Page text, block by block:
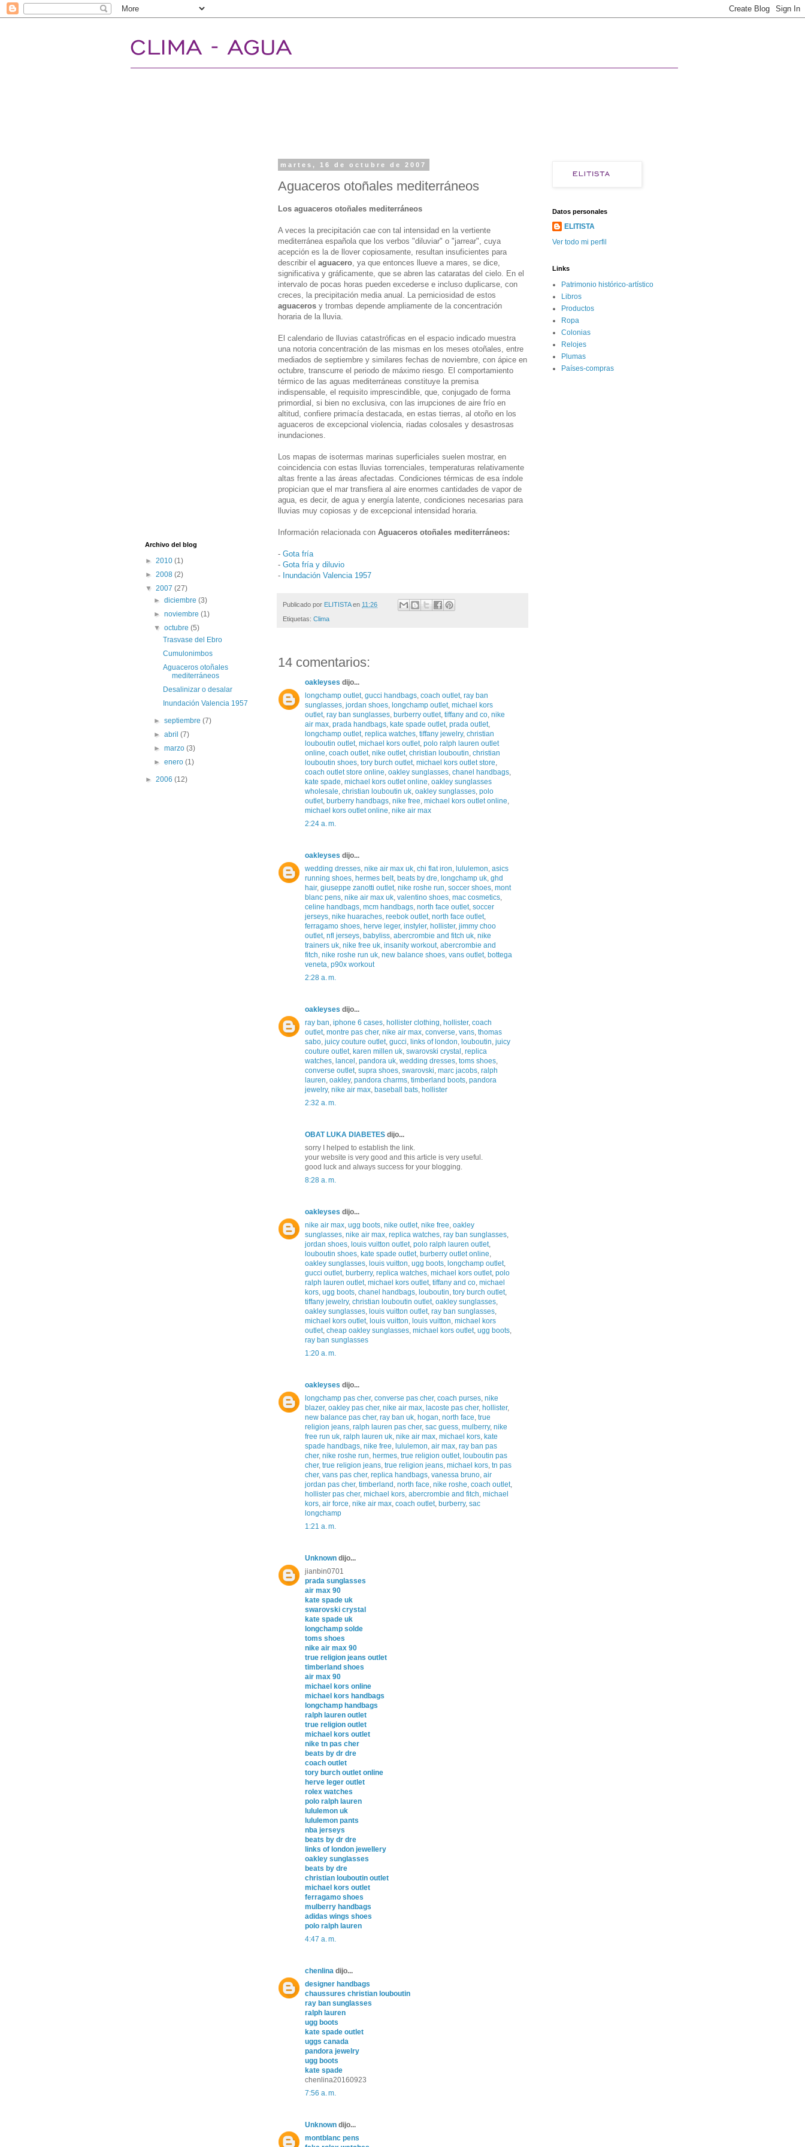
martes, 16 de octubre de 2007
Aguaceros otoñales mediterráneos
Los aguaceros otoñales mediterráneos
A veces la precipitación cae con tal intensidad en la vertiente
mediterránea española que los verbos "diluviar" o "jarrear", cuya
acepción es la de llover copiosamente, resultan insuficientes para
describir el aguacero , ya que entonces llueve a mares, se dice,
significativa y gráficamente, que se abren las cataratas del cielo. En el
intervalo de pocas horas pueden excederse e incluso duplicarse, con
creces, la precipitación media anual. La perniciosidad de estos
aguaceros y trombas depende ampliamente de la concentración
horaria de la lluvia.
El calendario de lluvias catastróficas en el espacio indicado muestra
una notoria concentración de las mismas en los meses otoñales, entre
mediados de septiembre y similares fechas de noviembre, con ápice en
octubre, transcurre el periodo de máximo riesgo. El comportamiento
térmico de las aguas mediterráneas constituye la premisa
indispensable, el requisito imprescindible, que, conjugado de forma
primordial, si bien no exclusiva, con las irrupciones de aire frío en
altitud, confiere primacía destacada, en estas tierras, al otoño en los
aguaceros de excepcional violencia, riadas colosales y desastrosas
inundaciones.
Los mapas de isotermas marinas superficiales suelen mostrar, en
coincidencia con estas lluvias torrenciales, temperaturas relativamente
altas frente a las áreas afectadas. Condiciones térmicas de esa índole
propician que el mar transfiera al aire enormes cantidades de vapor de
agua, es decir, de agua y energía latente, condiciones necesarias para
lluvias muy copiosas y de excepcional intensidad horaria.
Información relacionada con Aguaceros otoñales mediterráneos:
- Gota fría
- Gota fría y diluvio
- Inundación Valencia 1957
Publicado por ELITISTA en 11:26
Etiquetas: Clima
14 comentarios:
oakleyses dijo...
longchamp outlet, gucci handbags, coach outlet, ray ban
sunglasses, jordan shoes, longchamp outlet, michael kors
outlet, ray ban sunglasses, burberry outlet, tiffany and co, nike
air max, prada handbags, kate spade outlet, prada outlet,
longchamp outlet, replica watches, tiffany jewelry, christian
louboutin outlet, michael kors outlet, polo ralph lauren outlet
online, coach outlet, nike outlet, christian louboutin, christian
louboutin shoes, tory burch outlet, michael kors outlet store,
coach outlet store online, oakley sunglasses, chanel handbags,
kate spade, michael kors outlet online, oakley sunglasses
wholesale, christian louboutin uk, oakley sunglasses, polo
outlet, burberry handbags, nike free, michael kors outlet online,
michael kors outlet online, nike air max
2:24 a. m.
oakleyses dijo...
wedding dresses, nike air max uk, chi flat iron, lululemon, asics
running shoes, hermes belt, beats by dre, longchamp uk, ghd
hair, giuseppe zanotti outlet, nike roshe run, soccer shoes, mont
blanc pens, nike air max uk, valentino shoes, mac cosmetics,
celine handbags, mcm handbags, north face outlet, soccer
jerseys, nike huaraches, reebok outlet, north face outlet,
ferragamo shoes, herve leger, instyler, hollister, jimmy choo
outlet, nfl jerseys, babyliss, abercrombie and fitch uk, nike
trainers uk, nike free uk, insanity workout, abercrombie and
fitch, nike roshe run uk, new balance shoes, vans outlet, bottega
veneta, p90x workout
2:28 a. m.
oakleyses dijo...
ray ban, iphone 6 cases, hollister clothing, hollister, coach
outlet, montre pas cher, nike air max, converse, vans, thomas
sabo, juicy couture outlet, gucci, links of london, louboutin, juicy
couture outlet, karen millen uk, swarovski crystal , replica
watches, lancel , pandora uk, wedding dresses, toms shoes,
converse outlet, supra shoes, swarovski, marc jacobs, ralph
lauren, oakley, pandora charms, timberland boots, pandora
jewelry, nike air max, baseball bats, hollister
2:32 a. m.
OBAT LUKA DIABETES dijo...
sorry I helped to establish the link.
your website is very good and this article is very useful.
good luck and always success for your blogging.
8:28 a. m.
oakleyses dijo...
nike air max, ugg boots, nike outlet, nike free, oakley
sunglasses, nike air max, replica watches, ray ban sunglasses,
jordan shoes, louis vuitton outlet, polo ralph lauren outlet,
louboutin shoes, kate spade outlet, burberry outlet online,
oakley sunglasses, louis vuitton, ugg boots, longchamp outlet,
gucci outlet, burberry, replica watches, michael kors outlet, polo
ralph lauren outlet, michael kors outlet, tiffany and co, michael
kors, ugg boots, chanel handbags, louboutin, tory burch outlet,
tiffany jewelry, christian louboutin outlet, oakley sunglasses,
oakley sunglasses, louis vuitton outlet, ray ban sunglasses,
michael kors outlet, louis vuitton, louis vuitton, michael kors
outlet, cheap oakley sunglasses, michael kors outlet, ugg boots,
ray ban sunglasses
1:20 a. m.
oakleyses dijo...
longchamp pas cher, converse pas cher, coach purses, nike
blazer, oakley pas cher, nike air max, lacoste pas cher, hollister,
new balance pas cher, ray ban uk, hogan, north face, true
religion jeans, ralph lauren pas cher, sac guess, mulberry, nike
free run uk, ralph lauren uk, nike air max, michael kors, kate
spade handbags, nike free, lululemon, air max, ray ban pas
cher, nike roshe run, hermes, true religion outlet, louboutin pas
cher, true religion jeans, true religion jeans, michael kors, tn pas
cher, vans pas cher, replica handbags, vanessa bruno, air
jordan pas cher, timberland , north face, nike roshe, coach outlet,
hollister pas cher, michael kors, abercrombie and fitch, michael
kors, air force, nike air max, coach outlet, burberry, sac
longchamp
1:21 a. m.
Unknown dijo...
jianbin0701
prada sunglasses
air max 90
kate spade uk
swarovski crystal
kate spade uk
longchamp solde
toms shoes
nike air max 90
true religion jeans outlet
timberland shoes
air max 90
michael kors online
michael kors handbags
longchamp handbags
ralph lauren outlet
true religion outlet
michael kors outlet
nike tn pas cher
beats by dr dre
coach outlet
tory burch outlet online
herve leger outlet
rolex watches
polo ralph lauren
lululemon uk
lululemon pants
nba jerseys
beats by dr dre
links of london jewellery
oakley sunglasses
beats by dre
christian louboutin outlet
michael kors outlet
ferragamo shoes
mulberry handbags
adidas wings shoes
polo ralph lauren
4:47 a. m.
chenlina dijo...
designer handbags
chaussures christian louboutin
ray ban sunglasses
ralph lauren
ugg boots
kate spade outlet
uggs canada
pandora jewelry
ugg boots
kate spade
chenlina20160923
7:56 a. m.
Unknown dijo...
montblanc pens
Archivo del blog
► 2010 (1)
► 2008 (2)
▼ 2007 (27)
►diciembre(3)
►noviembre(1)
▼octubre(5)
Trasvase del Ebro
Cumulonimbos
Aguaceros otoñales
mediterráneos
Desalinizar o desalar
Inundación Valencia 1957
►septiembre(7)
►abril(7)
►marzo(3)
►enero(1)
► 2006 (12)
Datos personales
ELITISTA
Ver todo mi perfil
Links
Patrimonio histórico-artístico
Libros
Productos
Ropa
Colonias
Relojes
Plumas
Países-compras